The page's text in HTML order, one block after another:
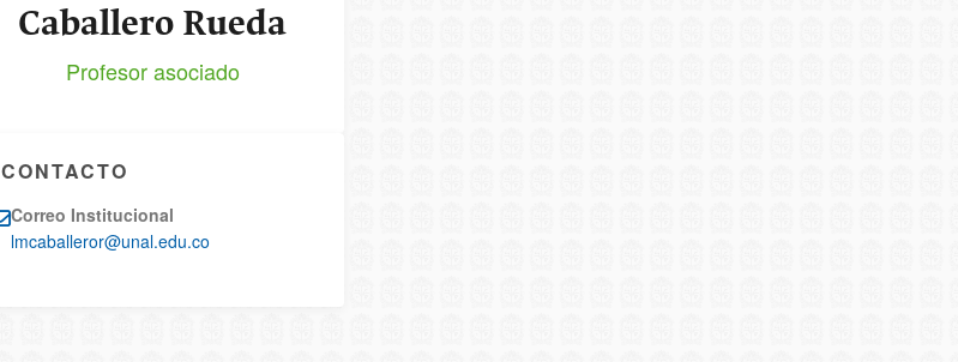
Caballero Rueda
Profesor asociado
CONTACTO
Correo Institucional
lmcaballeror@unal.edu.co